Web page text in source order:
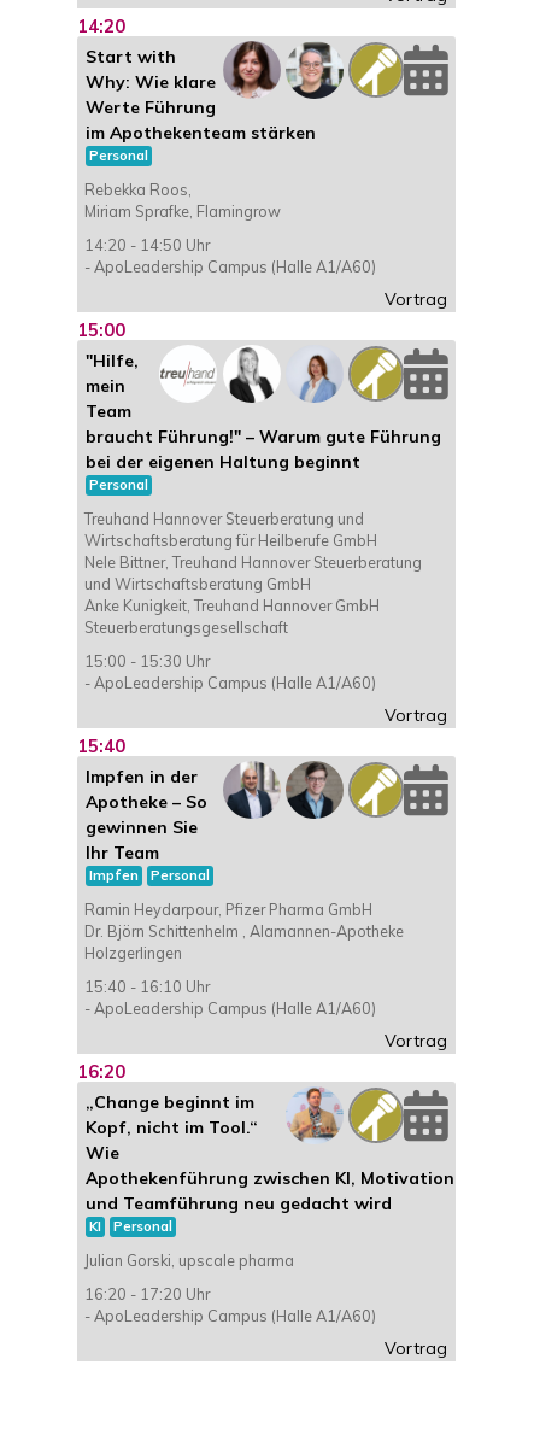
14:20
Start with
Why: Wie klare
Werte Führung
im Apothekenteam stärken
Personal
Rebekka Roos,
Miriam Sprafke, Flamingrow
14:20 - 14:50 Uhr
- ApoLeadership Campus (Halle A1/A60)
Vortrag
15:00
"Hilfe,
mein
Team
braucht Führung!" – Warum gute Führung
bei der eigenen Haltung beginnt
Personal
Treuhand Hannover Steuerberatung und
Wirtschaftsberatung für Heilberufe GmbH
Nele Bittner, Treuhand Hannover Steuerberatung
und Wirtschaftsberatung GmbH
Anke Kunigkeit, Treuhand Hannover GmbH
Steuerberatungsgesellschaft
15:00 - 15:30 Uhr
- ApoLeadership Campus (Halle A1/A60)
Vortrag
15:40
Impfen in der
Apotheke – So
gewinnen Sie
Ihr Team
Impfen Personal
Ramin Heydarpour, Pfizer Pharma GmbH
Dr. Björn Schittenhelm , Alamannen-Apotheke
Holzgerlingen
15:40 - 16:10 Uhr
- ApoLeadership Campus (Halle A1/A60)
Vortrag
16:20
„Change beginnt im
Kopf, nicht im Tool.“
Wie
Apothekenführung zwischen KI, Motivation
und Teamführung neu gedacht wird
KI Personal
Julian Gorski, upscale pharma
16:20 - 17:20 Uhr
- ApoLeadership Campus (Halle A1/A60)
Vortrag